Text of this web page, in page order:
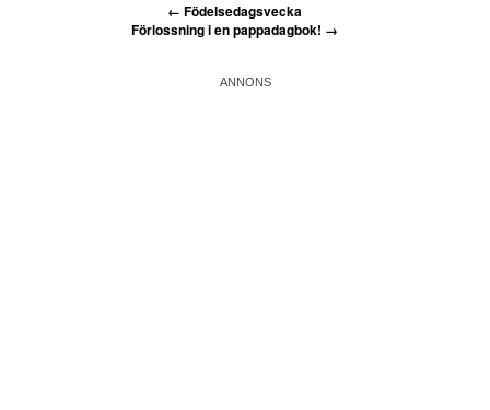
← Födelsedagsvecka
Förlossning i en pappadagbok! →